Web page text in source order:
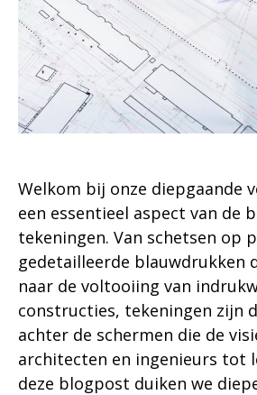
Welkom bij onze diepgaande
een essentieel aspect van de
tekeningen. Van schetsen op
gedetailleerde blauwdrukken
naar de voltooiing van
constructies, tekeningen zijn
achter de schermen die de
architecten en ingenieurs tot
deze blogpost duiken we